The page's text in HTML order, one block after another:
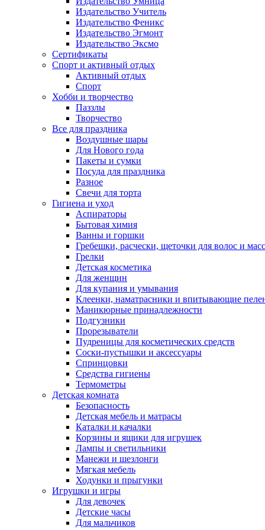
Издательство Учитель
Издательство Феникс
Издательство Эгмонт
Издательство Эксмо
Сертификаты
Спорт и активный отдых
Активный отдых
Спорт
Хобби и творчество
Паззлы
Творчество
Все для праздника
Воздушные шары
Для Нового года
Пакеты и сумки
Посуда для праздника
Разное
Свечи для торта
Гигиена и уход
Аспираторы
Бытовая химия
Ванны и горшки
Гребешки, расчески, щеточки для волос и
Грелки
Детская косметика
Для женщин
Для купания и умывания
Клеенки, наматрасники и впитывающие
Маникюрные принадлежности
Подгузники
Прорезыватели
Пудреницы для косметических средств
Соски-пустышки и аксессуары
Спринцовки
Средства гигиены
Термометры
Детская комната
Безопасность
Детская мебель и матрасы
Каталки и качалки
Корзины и ящики для игрушек
Лампы и светильники
Манежи и шезлонги
Мягкая мебель
Ходунки и прыгунки
Игрушки и игры
Для девочек
Детские часы
Для мальчиков